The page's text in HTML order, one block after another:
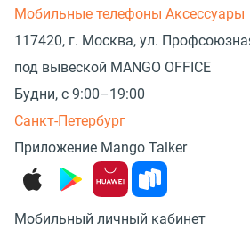
Мобильные телефоны Аксессуары
117420, г. Москва, ул.
под вывеской MANGO OFFICE
Будни, с 9:00–19:00
Санкт-Петербург
Приложение Mango Talker
Мобильный личный кабинет